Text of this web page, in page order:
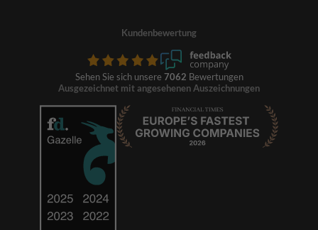
Kundenbewertung
Sehen Sie sich unsere 7062 Bewertungen
Ausgezeichnet mit angesehenen Auszeichnungen